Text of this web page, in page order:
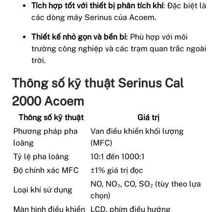
Tích hợp tốt với thiết bị phân tích khí: Đặc biệt là
các dòng máy Serinus của Acoem.
Thiết kế nhỏ gọn và bền bỉ: Phù hợp với môi
trường công nghiệp và các trạm quan trắc ngoài
trời.
Thông số kỹ thuật Serinus Cal
2000 Acoem
Thông số kỹ thuật
Giá trị
Phương pháp pha
loãng
Van điều khiển khối lượng
(MFC)
Tỷ lệ pha loãng
10:1 đến 1000:1
Độ chính xác MFC
±1% giá trị đọc
Loại khí sử dụng
NO, NO₂, CO, SO₂ (tùy theo lựa
chọn)
Màn hình điều khiển
LCD, phím điều hướng